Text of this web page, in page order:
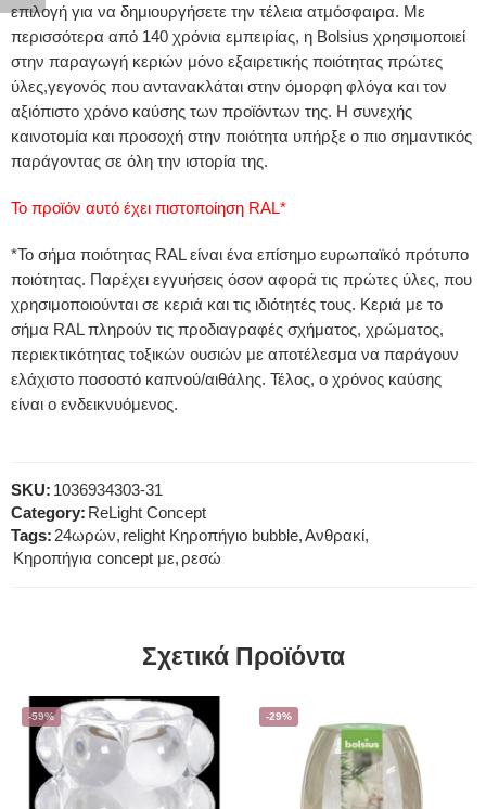
επιλογή για να δημιουργήσετε την τέλεια ατμόσφαιρα. Με
περισσότερα από 140 χρόνια εμπειρίας, η Bolsius χρησιμοποιεί
στην παραγωγή κεριών μόνο εξαιρετικής ποιότητας πρώτες
ύλες,γεγονός που αντανακλάται στην όμορφη φλόγα και τον
αξιόπιστο χρόνο καύσης των προϊόντων της. Η συνεχής
καινοτομία και προσοχή στην ποιότητα υπήρξε ο πιο σημαντικός
παράγοντας σε όλη την ιστορία της.
Το προϊόν αυτό έχει πιστοποίηση RAL*
*Το σήμα ποιότητας RAL είναι ένα επίσημο ευρωπαϊκό πρότυπο
ποιότητας. Παρέχει εγγυήσεις όσον αφορά τις πρώτες ύλες, που
χρησιμοποιούνται σε κεριά και τις ιδιότητές τους. Κεριά με το
σήμα RAL πληρούν τις προδιαγραφές σχήματος, χρώματος,
περιεκτικότητας τοξικών ουσιών με αποτέλεσμα να παράγουν
ελάχιστο ποσοστό καπνού/αιθάλης. Τέλος, ο χρόνος καύσης
είναι ο ενδεικνυόμενος.
SKU: 1036934303-31
Category: ReLight Concept
Tags: 24ωρών, relight Κηροπήγιο bubble,Ανθρακί,
Κηροπήγια concept με, ρεσώ
Σχετικά Προϊόντα
-59% -29%